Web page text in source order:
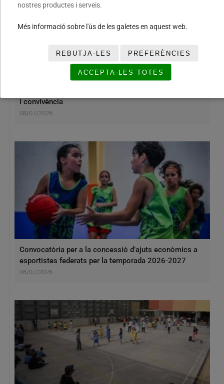
El XII Torneig Cloenda consolida la seva aposta pel
i convivència
08/07/2026
Convocatòria per a la concessió d’ajuts econòmics a
esportistes federats per la temporada 2026-2027
06/07/2026
nostres productes i serveis.
Més informació sobre l'ús de les galetes en aquest web.
REBUTJA-LES PREFERÈNCIES
ACCEPTA-LES TOTES